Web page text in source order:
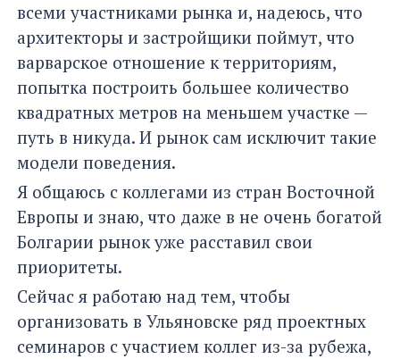
всеми участниками рынка и, надеюсь, что
архитекторы и застройщики поймут, что
варварское отношение к территориям,
попытка построить большее количество
квадратных метров на меньшем участке —
путь в никуда. И рынок сам исключит такие
модели поведения.
Я общаюсь с коллегами из стран Восточной
Европы и знаю, что даже в не очень богатой
Болгарии рынок уже расставил свои
приоритеты.
Сейчас я работаю над тем, чтобы
организовать в Ульяновске ряд проектных
семинаров с участием коллег из-за рубежа,